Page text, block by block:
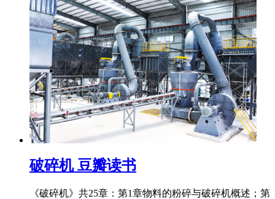
破碎机 豆瓣读书
《破碎机》共25章：第1章物料的粉碎与破碎机概述；第